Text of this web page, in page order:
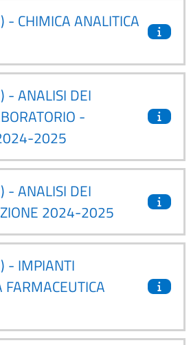
CHIMICA ANALITICA
ANALISI DEI
-
2025
ANALISI DEI
2024-2025
- IMPIANTI